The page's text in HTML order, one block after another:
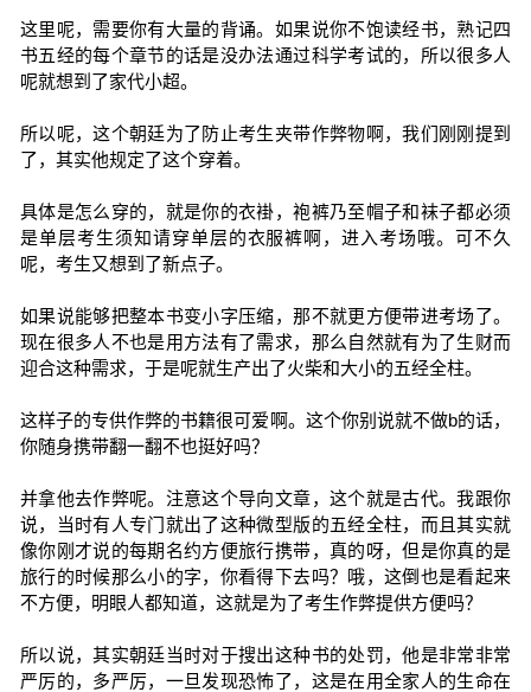
这里呢，需要你有大量的背诵。如果说你不饱读经书，熟记四
书五经的每个章节的话是没办法通过科学考试的，所以很多人
呢就想到了家代小超。
所以呢，这个朝廷为了防止考生夹带作弊物啊，我们刚刚提到
了，其实他规定了这个穿着。
具体是怎么穿的，就是你的衣褂，袍裤乃至帽子和袜子都必须
是单层考生须知请穿单层的衣服裤啊，进入考场哦。可不久
呢，考生又想到了新点子。
如果说能够把整本书变小字压缩，那不就更方便带进考场了。
现在很多人不也是用方法有了需求，那么自然就有为了生财而
迎合这种需求，于是呢就生产出了火柴和大小的五经全柱。
这样子的专供作弊的书籍很可爱啊。这个你别说就不做b的话，
你随身携带翻一翻不也挺好吗？
并拿他去作弊呢。注意这个导向文章，这个就是古代。我跟你
说，当时有人专门就出了这种微型版的五经全柱，而且其实就
像你刚才说的每期名约方便旅行携带，真的呀，但是你真的是
旅行的时候那么小的字，你看得下去吗？哦，这倒也是看起来
不方便，明眼人都知道，这就是为了考生作弊提供方便吗？
所以说，其实朝廷当时对于搜出这种书的处罚，他是非常非常
严厉的，多严厉，一旦发现恐怖了，这是在用全家人的生命在